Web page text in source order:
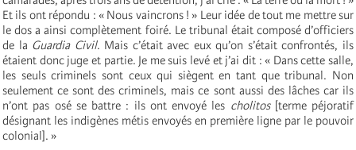
Et ils ont répondu : « Nous vaincrons ! » Leur idée de tout me mettre sur
le dos a ainsi complètement foiré. Le tribunal était composé d’officiers
de la Guardia Civil. Mais c’était avec eux qu’on s’était confrontés, ils
étaient donc juge et partie. Je me suis levé et j’ai dit : « Dans cette salle,
les seuls criminels sont ceux qui siègent en tant que tribunal. Non
seulement ce sont des criminels, mais ce sont aussi des lâches car ils
n’ont pas osé se battre : ils ont envoyé les cholitos [terme péjoratif
désignant les indigènes métis envoyés en première ligne par le pouvoir
colonial]. »